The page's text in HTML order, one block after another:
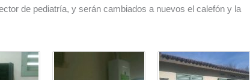
de pediatría, y serán cambiados a nuevos el calefón y la